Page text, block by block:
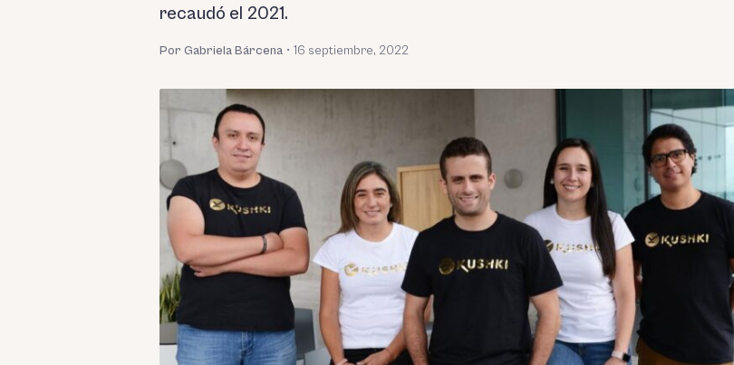
recaudó el 2021.
Por Gabriela Bárcena • 16 septiembre, 2022